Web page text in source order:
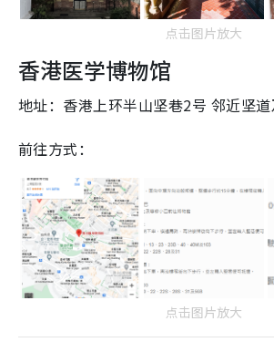
点击图片放大
香港医学博物馆
地址：香港上环半山坚巷2号 邻近坚
前往方式：
点击图片放大